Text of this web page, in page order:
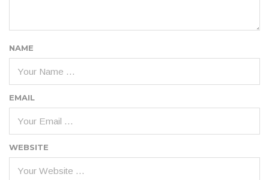
NAME
EMAIL
WEBSITE